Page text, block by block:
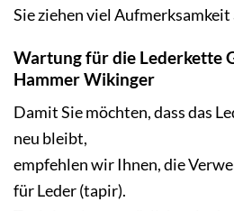
Sie ziehen viel Aufmerksamkeit
Wartung für die Lederkette
Hammer Wikinger
Damit Sie möchten, dass das
neu bleibt,
empfehlen wir Ihnen, die
für Leder (tapir).